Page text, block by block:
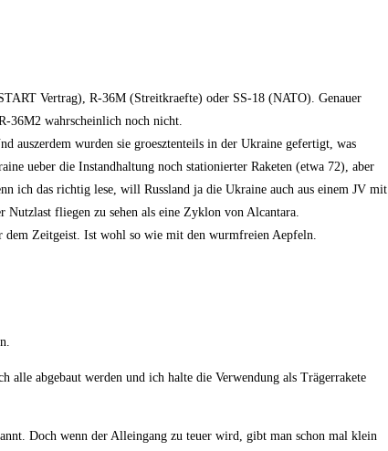
Vertrag), R-36M (Streitkraefte) oder SS-18 (NATO). Genauer
36M2 wahrscheinlich noch nicht.
auszerdem wurden sie groesztenteils in der Ukraine gefertigt, was
ueber die Instandhaltung noch stationierter Raketen (etwa 72), aber
ich das richtig lese, will Russland ja die Ukraine auch aus einem JV mit
fliegen zu sehen als eine Zyklon von Alcantara.
Zeitgeist. Ist wohl so wie mit den wurmfreien Aepfeln.
alle abgebaut werden und ich halte die Verwendung als Trägerrakete
Doch wenn der Alleingang zu teuer wird, gibt man schon mal klein